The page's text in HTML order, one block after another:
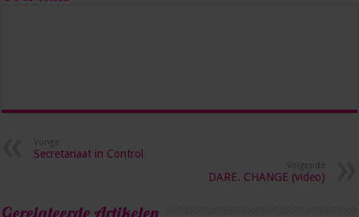
Vorige
Secretariaat in Control
Volgende
DARE. CHANGE (video)